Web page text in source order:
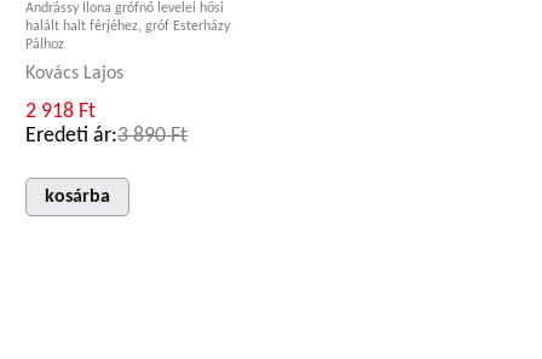
Andrássy Ilona grófnő levelei hősi
halált halt férjéhez, gróf Esterházy
Pálhoz
Kovács Lajos
2 918 Ft
Eredeti ár:3 890 Ft
kosárba